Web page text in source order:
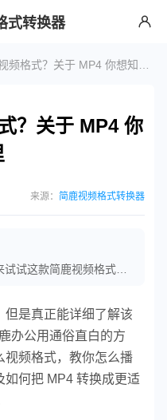
式转换器
？关于 MP4 你
来源： 简鹿视频格式转换器
但是真正能详细了解该
办公用通俗直白的方
视频格式，教你怎么播
如何把 MP4 转换成更适